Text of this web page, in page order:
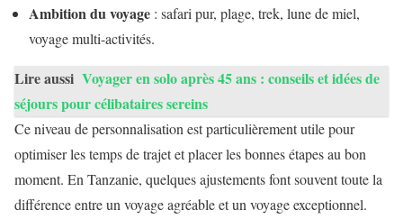
Ambition du voyage : safari pur, plage, trek, lune de miel,
voyage multi-activités.
Lire aussi Voyager en solo après 45 ans : conseils et idées de
séjours pour célibataires sereins
Ce niveau de personnalisation est particulièrement utile pour
optimiser les temps de trajet et placer les bonnes étapes au bon
moment. En Tanzanie, quelques ajustements font souvent toute la
différence entre un voyage agréable et un voyage exceptionnel.